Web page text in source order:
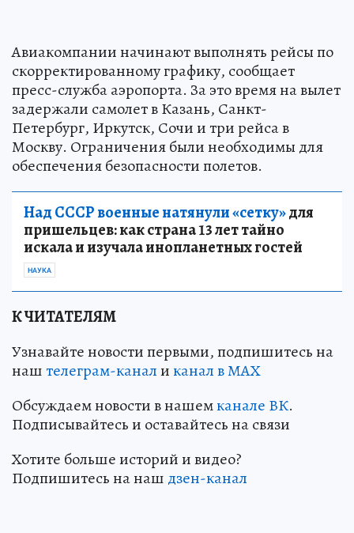
Авиакомпании начинают выполнять рейсы по
скорректированному графику, сообщает
пресс-служба аэропорта. За это время на вылет
задержали самолет в Казань, Санкт-
Петербург, Иркутск, Сочи и три рейса в
Москву. Ограничения были необходимы для
обеспечения безопасности полетов.
Над СССР военные натянули «сетку»для
пришельцев: как страна 13 лет тайно
искала и изучала инопланетных гостей
НАУКА
К ЧИТАТЕЛЯМ
Узнавайте новости первыми, подпишитесь на
наштелеграм-каналиканал в МАХ
Обсуждаем новости в нашемканале ВК.
Подписывайтесь и оставайтесь на связи
Хотите больше историй и видео?
Подпишитесь на наш дзен-канал